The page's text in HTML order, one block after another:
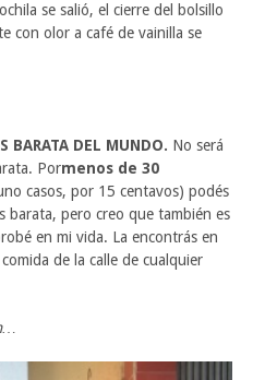
se salió, el cierre del bolsillo
con olor a café de vainilla se
BARATA DEL MUNDO. No será
Pormenos de 30
casos, por 15 centavos) podés
barata, pero creo que también es
en mi vida. La encontrás en
de la calle de cualquier